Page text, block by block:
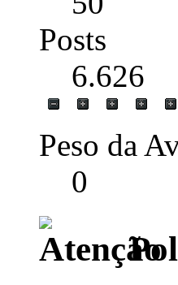
Posts
6.626
Peso da
0